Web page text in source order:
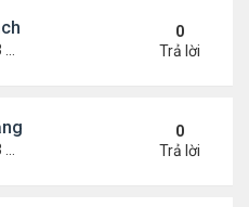
sống tồn tại lâu nhất trên
0
Trả lời
thẳng đứng
0
Trả lời